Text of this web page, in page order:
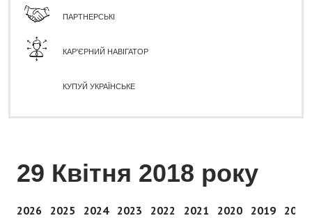
ПАРТНЕРСЬКІ
КАР'ЄРНИЙ НАВІГАТОР
КУПУЙ УКРАЇНСЬКЕ
29 Квітня 2018 року
2026 2025 2024 2023 2022 2021 2020 2019 2018